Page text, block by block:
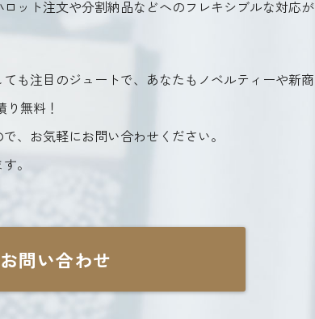
ット注文や分割納品などへのフレキシブルな対応が
も注目のジュートで、あなたもノベルティーや新商
無料！
、お気軽にお問い合わせください。
。
お問い合わせ